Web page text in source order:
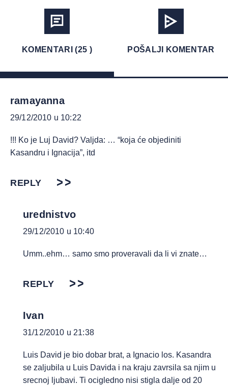
KOMENTARI (25 ) POŠALJI KOMENTAR
ramayanna
29/12/2010 u 10:22
!!! Ko je Luj David? Valjda: … “koja će objediniti
Kasandru i Ignacija”, itd
REPLY
urednistvo
29/12/2010 u 10:40
Umm..ehm… samo smo proveravali da li vi znate…
REPLY
Ivan
31/12/2010 u 21:38
Luis David je bio dobar brat, a Ignacio los. Kasandra
se zaljubila u Luis Davida i na kraju zavrsila sa njim u
srecnoj ljubavi. Ti ocigledno nisi stigla dalje od 20